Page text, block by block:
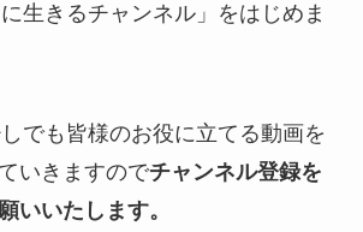
生きるチャンネル」をはじめま
でも皆様のお役に立てる動画を
いきますのでチャンネル登録を
いいたします。